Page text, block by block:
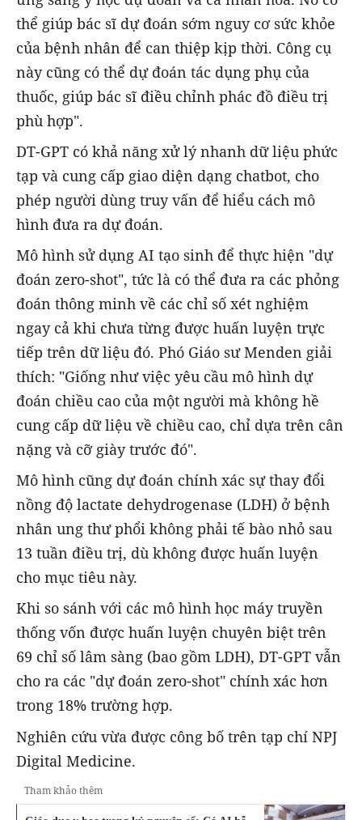
thể giúp bác sĩ dự đoán sớm nguy cơ sức khỏe
của bệnh nhân để can thiệp kịp thời. Công cụ
này cũng có thể dự đoán tác dụng phụ của
thuốc, giúp bác sĩ điều chỉnh phác đồ điều trị
phù hợp".
DT-GPT có khả năng xử lý nhanh dữ liệu phức
tạp và cung cấp giao diện dạng chatbot, cho
phép người dùng truy vấn để hiểu cách mô
hình đưa ra dự đoán.
Mô hình sử dụng AI tạo sinh để thực hiện "dự
đoán zero-shot", tức là có thể đưa ra các phỏng
đoán thông minh về các chỉ số xét nghiệm
ngay cả khi chưa từng được huấn luyện trực
tiếp trên dữ liệu đó. Phó Giáo sư Menden giải
thích: "Giống như việc yêu cầu mô hình dự
đoán chiều cao của một người mà không hề
cung cấp dữ liệu về chiều cao, chỉ dựa trên cân
nặng và cỡ giày trước đó".
Mô hình cũng dự đoán chính xác sự thay đổi
nồng độ lactate dehydrogenase (LDH) ở bệnh
nhân ung thư phổi không phải tế bào nhỏ sau
13 tuần điều trị, dù không được huấn luyện
cho mục tiêu này.
Khi so sánh với các mô hình học máy truyền
thống vốn được huấn luyện chuyên biệt trên
69 chỉ số lâm sàng (bao gồm LDH), DT-GPT vẫn
cho ra các "dự đoán zero-shot" chính xác hơn
trong 18% trường hợp.
Nghiên cứu vừa được công bố trên tạp chí NPJ
Digital Medicine.
Tham khảo thêm